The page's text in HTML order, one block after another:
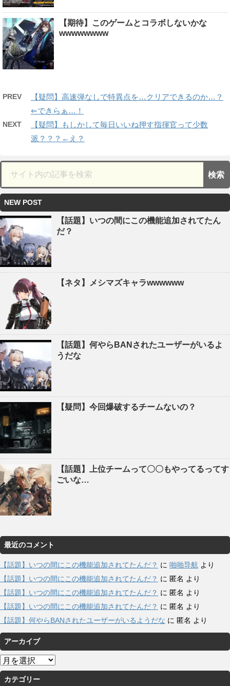
【期待】このゲームとコラボしないかな
wwwwwwww
PREV
【疑問】高速弾なしで特異点を…クリアできるのか…？
⇐できらぁ…！
NEXT
【疑問】もしかして毎日いいね押す指揮官って少数
派？？？←え？
NEW POST
【話題】いつの間にこの機能追加されてたん
だ？
【ネタ】メシマズキャラwwwwww
【話題】何やらBANされたユーザーがいるよ
うだな
【疑問】今回爆破するチームないの？
【話題】上位チームって〇〇もやってるってす
ごいな…
最近のコメント
【話題】いつの間にこの機能追加されてたんだ？ に 啪啪导航 より
【話題】いつの間にこの機能追加されてたんだ？ に 匿名 より
【話題】いつの間にこの機能追加されてたんだ？ に 匿名 より
【話題】いつの間にこの機能追加されてたんだ？ に 匿名 より
【話題】何やらBANされたユーザーがいるようだな に 匿名 より
アーカイブ
ア
ー
カカテゴリー